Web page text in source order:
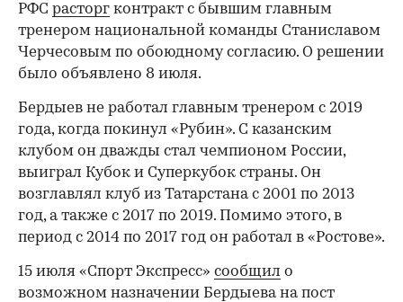
/
РФС расторг контракт с бывшим главным
тренером национальной команды Станиславом
Черчесовым по обоюдному согласию. О решении
было объявлено 8 июля.
Бердыев не работал главным тренером с 2019
года, когда покинул «Рубин». С казанским
клубом он дважды стал чемпионом России,
выиграл Кубок и Суперкубок страны. Он
возглавлял клуб из Татарстана с 2001 по 2013
год, а также с 2017 по 2019. Помимо этого, в
период с 2014 по 2017 год он работал в «Ростове».
15 июля «Спорт Экспресс» сообщил о
возможном назначении Бердыева на пост